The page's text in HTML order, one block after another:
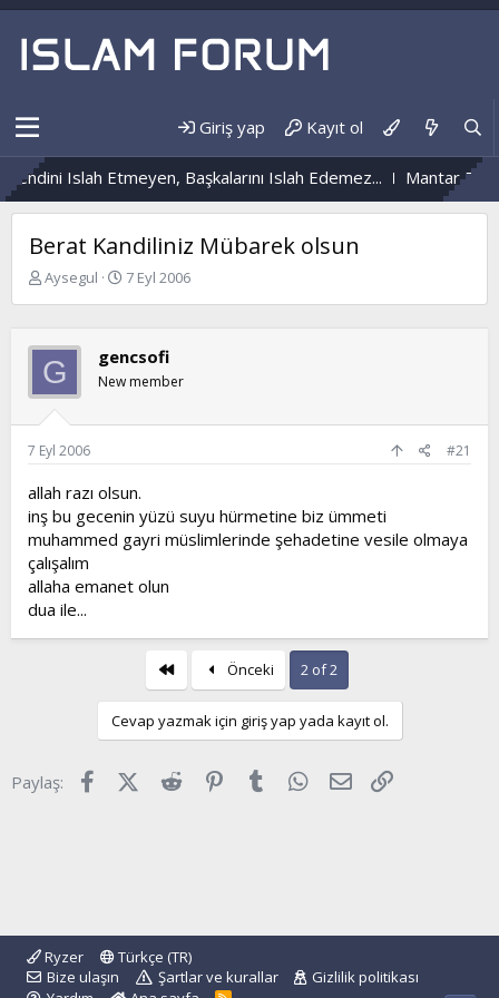
Giriş yap Kayıt ol
Kendini Islah Etmeyen, Başkalarını Islah Edemez... Mantar
Berat Kandiliniz Mübarek olsun
K
u
y
u
b
ş
a
t
a
n
Aysegul
B
a
n
r
i
h
i
7 Eyl 2006
G gencsofi
New member
7 Eyl 2006 #21
allah razı olsun.
inş bu gecenin yüzü suyu hürmetine biz ümmeti
muhammed gayri müslimlerinde şehadetine vesile olmaya
çalışalım
allaha emanet olun
dua ile...
First Önceki 2 of 2
Cevap yazmak için giriş yap yada kayıt ol.
Paylaş: FacebookX (Twitter)
Reddit Pinterest
Tumblr WhatsApp
E-posta
Ryzer
Türkçe (TR)
Bize ulaşın
Şartlar ve kurallar
Gizlilik politikası